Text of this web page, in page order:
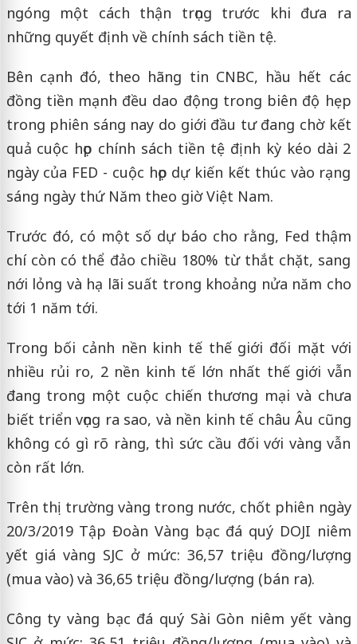
ngóng một cách thận trọng trước khi đưa ra
những quyết định về chính sách tiền tệ.
Bên cạnh đó, theo hãng tin CNBC, hầu hết các
đồng tiền mạnh đều dao động trong biên độ hẹp
trong phiên sáng nay do giới đầu tư đang chờ kết
quả cuộc họp chính sách tiền tệ định kỳ kéo dài 2
ngày của FED - cuộc họp dự kiến kết thúc vào rạng
sáng ngày thứ Năm theo giờ Việt Nam.
Trước đó, có một số dự báo cho rằng, Fed thậm
chí còn có thể đảo chiều 180% từ thắt chặt, sang
nới lỏng và hạ lãi suất trong khoảng nửa năm cho
tới 1 năm tới.
Trong bối cảnh nền kinh tế thế giới đối mặt với
nhiều rủi ro, 2 nền kinh tế lớn nhất thế giới vẫn
đang trong một cuộc chiến thương mại và chưa
biết triển vọng ra sao, và nền kinh tế châu Âu cũng
không có gì rõ ràng, thì sức cầu đối với vàng vẫn
còn rất lớn.
Trên thị trường vàng trong nước, chốt phiên ngày
20/3/2019 Tập Đoàn Vàng bạc đá quý DOJI niêm
yết giá vàng SJC ở mức: 36,57 triệu đồng/lượng
(mua vào) và 36,65 triệu đồng/lượng (bán ra).
Công ty vàng bạc đá quý Sài Gòn niêm yết vàng